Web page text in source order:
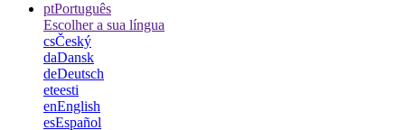
ptPortuguês
Escolher a sua língua
csČeský
daDansk
deDeutsch
eteesti
enEnglish
esEspañol